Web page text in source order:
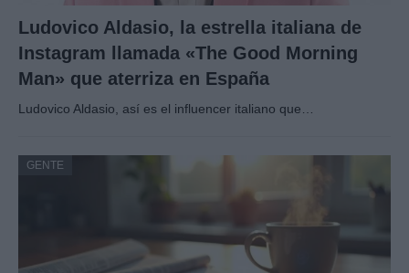
Ludovico Aldasio, la estrella italiana de
Instagram llamada «The Good Morning
Man» que aterriza en España
Ludovico Aldasio, así es el influencer italiano que…
GENTE